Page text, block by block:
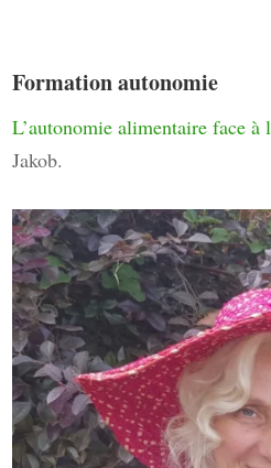
Formation autonomie
L’autonomie alimentaire face à
Jakob.